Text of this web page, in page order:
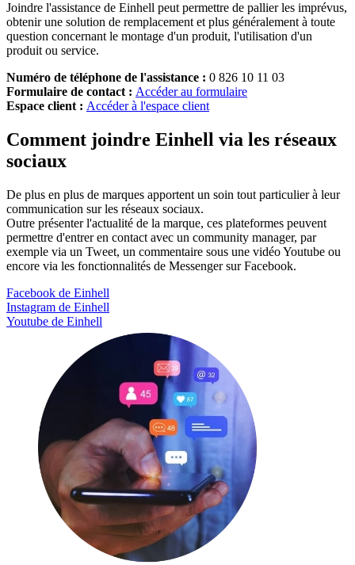
Joindre l'assistance de Einhell peut permettre de pallier les imprévus,
obtenir une solution de remplacement et plus généralement à toute
question concernant le montage d'un produit, l'utilisation d'un
produit ou service.
Numéro de téléphone de l'assistance : 0 826 10 11 03
Formulaire de contact : Accéder au formulaire
Espace client : Accéder à l'espace client
Comment joindre Einhell via les réseaux
sociaux
De plus en plus de marques apportent un soin tout particulier à leur
communication sur les réseaux sociaux.
Outre présenter l'actualité de la marque, ces plateformes peuvent
permettre d'entrer en contact avec un community manager, par
exemple via un Tweet, un commentaire sous une vidéo Youtube ou
encore via les fonctionnalités de Messenger sur Facebook.
Facebook de Einhell
Instagram de Einhell
Youtube de Einhell